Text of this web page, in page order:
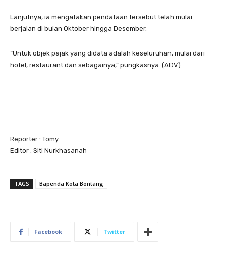
Lanjutnya, ia mengatakan pendataan tersebut telah mulai
berjalan di bulan Oktober hingga Desember.
“Untuk objek pajak yang didata adalah keseluruhan, mulai dari
hotel, restaurant dan sebagainya,” pungkasnya. (ADV)
Reporter : Tomy
Editor : Siti Nurkhasanah
TAGS Bapenda Kota Bontang
Facebook Twitter